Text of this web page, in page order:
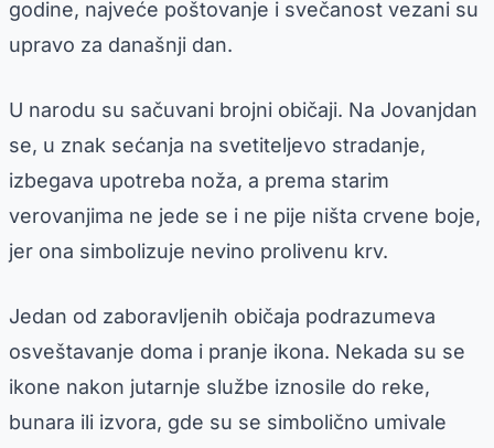
godine, najveće poštovanje i svečanost vezani su
upravo za današnji dan.
U narodu su sačuvani brojni običaji. Na Jovanjdan
se, u znak sećanja na svetiteljevo stradanje,
izbegava upotreba noža, a prema starim
verovanjima ne jede se i ne pije ništa crvene boje,
jer ona simbolizuje nevino prolivenu krv.
Jedan od zaboravljenih običaja podrazumeva
osveštavanje doma i pranje ikona. Nekada su se
ikone nakon jutarnje službe iznosile do reke,
bunara ili izvora, gde su se simbolično umivale